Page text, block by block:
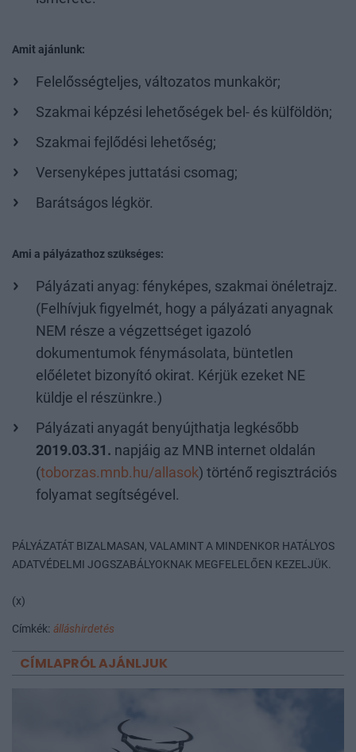
Amit ajánlunk:
Felelősségteljes, változatos munkakör;
Szakmai képzési lehetőségek bel- és külföldön;
Szakmai fejlődési lehetőség;
Versenyképes juttatási csomag;
Barátságos légkör.
Ami a pályázathoz szükséges:
Pályázati anyag: fényképes, szakmai önéletrajz.
(Felhívjuk figyelmét, hogy a pályázati anyagnak
NEM része a végzettséget igazoló
dokumentumok fénymásolata, büntetlen
előéletet bizonyító okirat. Kérjük ezeket NE
küldje el részünkre.)
Pályázati anyagát benyújthatja legkésőbb
2019.03.31. napjáig az MNB internet oldalán
(toborzas.mnb.hu/allasok) történő regisztrációs
folyamat segítségével.
PÁLYÁZATÁT BIZALMASAN, VALAMINT A MINDENKOR HATÁLYOS
ADATVÉDELMI JOGSZABÁLYOKNAK MEGFELELŐEN KEZELJÜK.
(x)
Címkék: álláshirdetés
CÍMLAPRÓL AJÁNLJUK